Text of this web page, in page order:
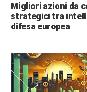
Migliori azioni da
strategici tra
difesa europea